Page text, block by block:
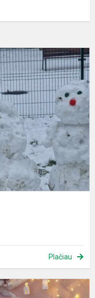
Plačiau